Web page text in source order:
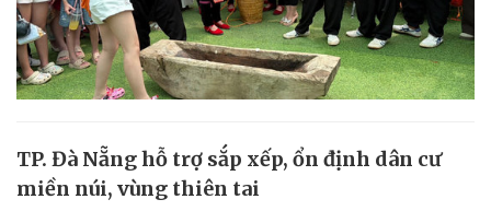
TP. Đà Nẵng hỗ trợ sắp xếp, ổn định dân cư
miền núi, vùng thiên tai